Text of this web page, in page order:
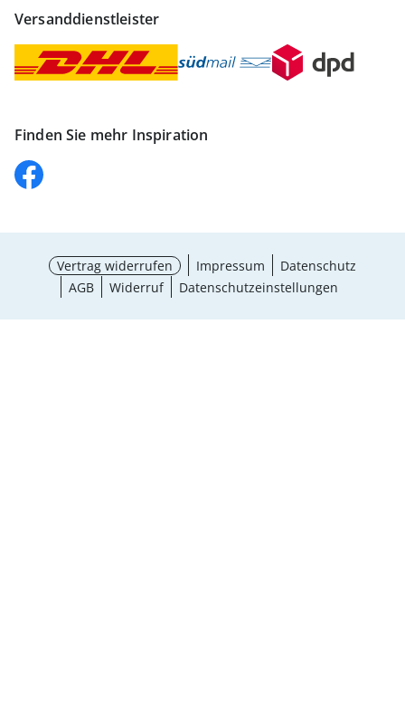
Versanddienstleister
Finden Sie mehr Inspiration
Vertrag widerrufen Impressum
Datenschutz
AGB
Widerruf Datenschutzeinstellungen